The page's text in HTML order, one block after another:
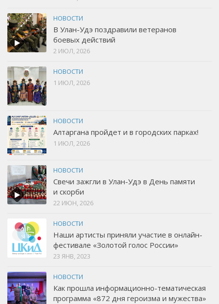
НОВОСТИ
В Улан-Удэ поздравили ветеранов
боевых действий
2 ИЮЛ, 2026
НОВОСТИ
1 ИЮЛ, 2026
НОВОСТИ
Алтаргана пройдет и в городских парках!
1 ИЮЛ, 2026
НОВОСТИ
Свечи зажгли в Улан-Удэ в День памяти
и скорби
22 ИЮН, 2026
НОВОСТИ
Наши артисты приняли участие в онлайн-
фестивале «Золотой голос России»
23 ЯНВ, 2023
НОВОСТИ
Как прошла информационно-тематическая
программа «872 дня героизма и мужества»